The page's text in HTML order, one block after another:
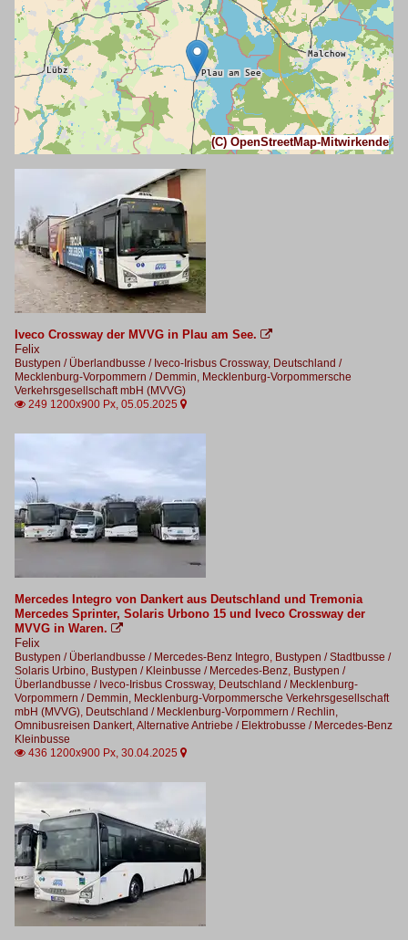
(C) OpenStreetMap-Mitwirkende
Iveco Crossway der MVVG in Plau am See. 
Felix
Bustypen / Überlandbusse / Iveco-Irisbus Crossway, Deutschland /
Mecklenburg-Vorpommern / Demmin, Mecklenburg-Vorpommersche
Verkehrsgesellschaft mbH (MVVG)
 249 1200x900 Px, 05.05.2025 
Mercedes Integro von Dankert aus Deutschland und Tremonia
Mercedes Sprinter, Solaris Urbono 15 und Iveco Crossway der
MVVG in Waren. 
Felix
Bustypen / Überlandbusse / Mercedes-Benz Integro, Bustypen / Stadtbusse /
Solaris Urbino, Bustypen / Kleinbusse / Mercedes-Benz, Bustypen /
Überlandbusse / Iveco-Irisbus Crossway, Deutschland / Mecklenburg-
Vorpommern / Demmin, Mecklenburg-Vorpommersche Verkehrsgesellschaft
mbH (MVVG), Deutschland / Mecklenburg-Vorpommern / Rechlin,
Omnibusreisen Dankert,Alternative Antriebe / Elektrobusse / Mercedes-Benz
Kleinbusse
 436 1200x900 Px, 30.04.2025 